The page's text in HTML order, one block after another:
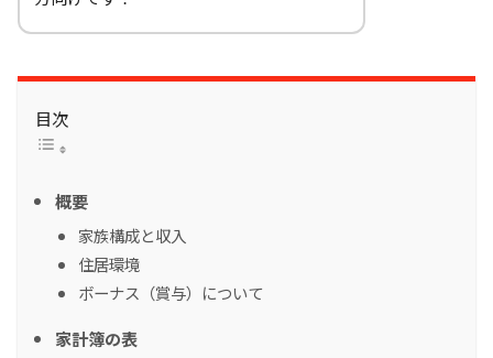
目次
概要
家族構成と収入
住居環境
ボーナス（賞与）について
家計簿の表